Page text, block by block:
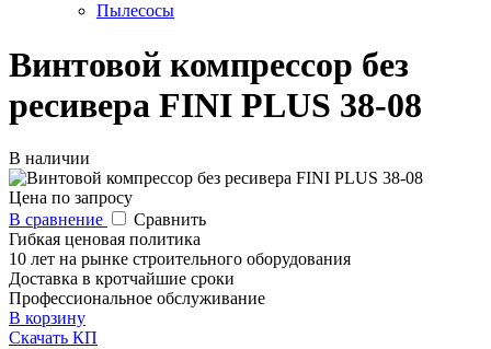
Пылесосы
Винтовой компрессор без
ресивера FINI PLUS 38-08
В наличии
Цена по запросу
В сравнение
Сравнить
Гибкая ценовая политика
10 лет на рынке строительного оборудования
Доставка в кротчайшие сроки
Профессиональное обслуживание
В корзину
Скачать КП